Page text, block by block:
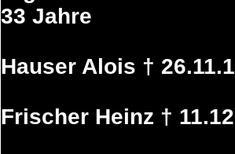
33 Jahre
Hauser Alois †
Frischer Heinz †